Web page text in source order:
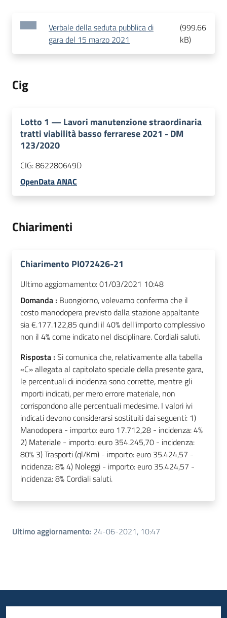
Verbale della seduta pubblica di
gara del 15 marzo 2021
(999.66
kB)
Cig
Lotto 1 — Lavori manutenzione straordinaria
tratti viabilità basso ferrarese 2021 - DM
123/2020
CIG:862280649D
OpenData ANAC
Chiarimenti
Chiarimento PI072426-21
Ultimo aggiornamento:01/03/2021 10:48
Domanda : Buongiorno, volevamo conferma che il
costo manodopera previsto dalla stazione appaltante
sia €.177.122,85 quindi il 40% dell'importo complessivo
non il 4% come indicato nel disciplinare. Cordiali saluti.
Risposta : Si comunica che, relativamente alla tabella
«C» allegata al capitolato speciale della presente gara,
le percentuali di incidenza sono corrette, mentre gli
importi indicati, per mero errore materiale, non
corrispondono alle percentuali medesime. I valori ivi
indicati devono considerarsi sostituiti dai seguenti: 1)
Manodopera - importo: euro 17.712,28 - incidenza: 4%
2) Materiale - importo: euro 354.245,70 - incidenza:
80% 3) Trasporti (ql/Km) - importo: euro 35.424,57 -
incidenza: 8% 4) Noleggi - importo: euro 35.424,57 -
incidenza: 8% Cordiali saluti.
Ultimo aggiornamento: 24-06-2021, 10:47